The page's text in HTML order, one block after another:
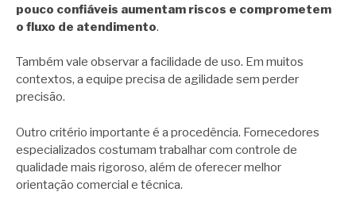
pouco confiáveis aumentam riscos e comprometem
o fluxo de atendimento.
Também vale observar a facilidade de uso. Em muitos
contextos, a equipe precisa de agilidade sem perder
precisão.
Outro critério importante é a procedência. Fornecedores
especializados costumam trabalhar com controle de
qualidade mais rigoroso, além de oferecer melhor
orientação comercial e técnica.